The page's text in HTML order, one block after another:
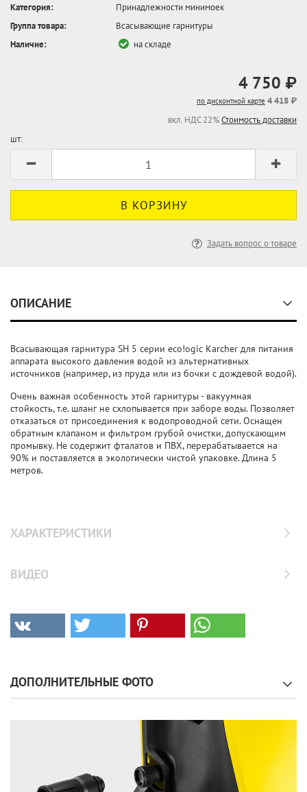
Категория:
Принадлежности минимоек
Группа товара:
Всасывающие гарнитуры
Наличие:
на складе
4 750 ₽
по дисконтной карте 4 418 ₽
вкл. НДС 22%Стоимость доставки
шт:
Задать вопрос о товаре
ОПИСАНИЕ
Всасывающая гарнитура SH 5 серии eco!ogic Karcher для питания
аппарата высокого давления водой из альтернативных
источников (например, из пруда или из бочки с дождевой водой).
Очень важная особенность этой гарнитуры - вакуумная
стойкость, т.е. шланг не схлопывается при заборе воды. Позволяет
отказаться от присоединения к водопроводной сети. Оснащен
обратным клапаном и фильтром грубой очистки, допускающим
промывку. Не содержит фталатов и ПВХ, перерабатывается на
90% и поставляется в экологически чистой упаковке. Длина 5
метров.
ХАРАКТЕРИСТИКИ
ВИДЕО
ДОПОЛНИТЕЛЬНЫЕ ФОТО